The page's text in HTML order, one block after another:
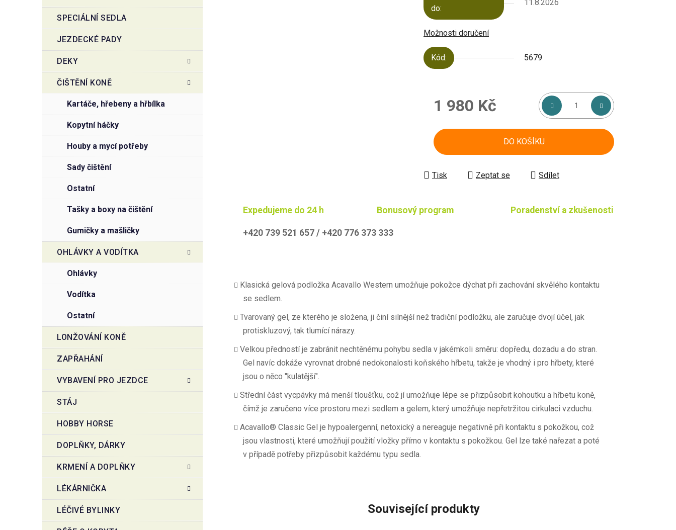
SPECIÁLNÍ SEDLA
JEZDECKÉ PADY
DEKY
ČIŠTĚNÍ KONĚ
kartáče, hřebeny a hřbílka
kopytní háčky
houby a mycí potřeby
sady čištění
ostatní
tašky a boxy na čištění
gumičky a mašličky
OHLÁVKY A VODÍTKA
ohlávky
vodítka
ostatní
LONŽOVÁNÍ KONĚ
ZAPŘAHÁNÍ
VYBAVENÍ PRO JEZDCE
STÁJ
HOBBY HORSE
DOPLŇKY, DÁRKY
KRMENÍ A DOPLŇKY
LÉKÁRNIČKA
LÉČIVÉ BYLINKY
do:
11.8.2026
Možnosti doručení
Kód: 5679
1 980 Kč
DO KOŠÍKU
Tisk Zeptat se Sdílet
Expedujeme do 24 h Bonusový program Poradenství a zkušenosti
+420 739 521 657 / +420 776 373 333
Klasická gelová podložka Acavallo Western umožňuje pokožce dýchat při zachování skvělého kontaktu
se sedlem.
Tvarovaný gel, ze kterého je složena, ji činí silnější než tradiční podložku, ale zaručuje dvojí účel, jak
protiskluzový, tak tlumící nárazy.
Velkou předností je zabránit nechtěnému pohybu sedla v jakémkoli směru: dopředu, dozadu a do stran.
Gel navíc dokáže vyrovnat drobné nedokonalosti koňského hřbetu, takže je vhodný i pro hřbety, které
jsou o něco "kulatější".
Střední část vycpávky má menší tloušťku, což jí umožňuje lépe se přizpůsobit kohoutku a hřbetu koně,
čímž je zaručeno více prostoru mezi sedlem a gelem, který umožňuje nepřetržitou cirkulaci vzduchu.
Acavallo® Classic Gel je hypoalergenní, netoxický a nereaguje negativně při kontaktu s pokožkou, což
jsou vlastnosti, které umožňují použití vložky přímo v kontaktu s pokožkou. Gel lze také nařezat a poté
v případě potřeby přizpůsobit každému typu sedla.
Související produkty